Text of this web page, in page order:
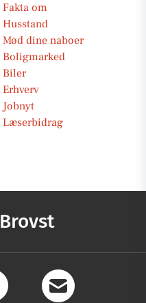
Fakta om
Husstand
Mød dine naboer
Boligmarked
Biler
Erhverv
Jobnyt
Læserbidrag
Brovst